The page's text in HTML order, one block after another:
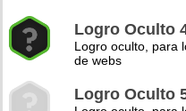
Logro Oculto
Logro oculto, para
de webs
Logro Oculto